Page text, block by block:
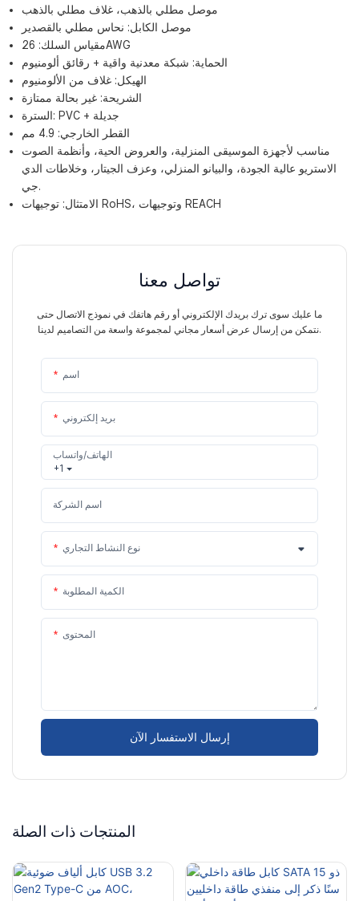
موصل مطلي بالذهب، غلاف مطلي بالذهب
موصل الكابل: نحاس مطلي بالقصدير
مقياس السلك: 26AWG
الحماية: شبكة معدنية واقية + رقائق ألومنيوم
الهيكل: غلاف من الألومنيوم
الشريحة: غير بحالة ممتازة
السترة: PVC + جديلة
القطر الخارجي: 4.9 مم
مناسب لأجهزة الموسيقى المنزلية، والعروض الحية، وأنظمة الصوت
الاستريو عالية الجودة، والبيانو المنزلي، وعزف الجيتار، وخلاطات الدي
جي.
الامتثال: توجيهات RoHS، وتوجيهات REACH
تواصل معنا
ما عليك سوى ترك بريدك الإلكتروني أو رقم هاتفك في نموذج الاتصال حتى
نتمكن من إرسال عرض أسعار مجاني لمجموعة واسعة من التصاميم لدينا.
اسم
بريد إلكتروني
+1
الهاتف/واتساب
اسم الشركة
نوع النشاط التجاري
الكمية المطلوبة
المحتوى
إرسال الاستفسار الآن
المنتجات ذات الصلة